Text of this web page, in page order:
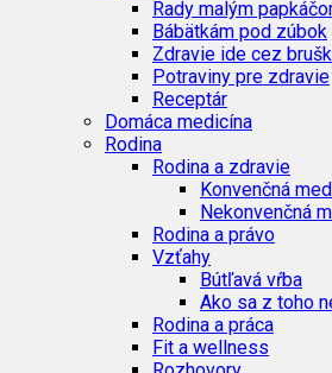
Rady malým
Bábätkám pod zúbok
Zdravie ide cez
Potraviny pre zdravie
Receptár
Domáca medicína
Rodina
Rodina a zdravie
Konvenčná
Nekonvenčná
Rodina a právo
Vzťahy
Bútľavá vŕba
Ako sa z toho
Rodina a práca
Fit a wellness